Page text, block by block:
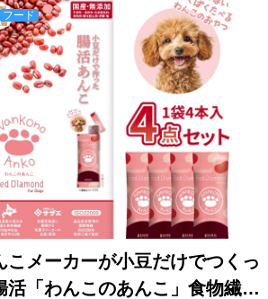
フード
こメーカーが小豆だけでつくっ
活「わんこのあんこ」食物繊維